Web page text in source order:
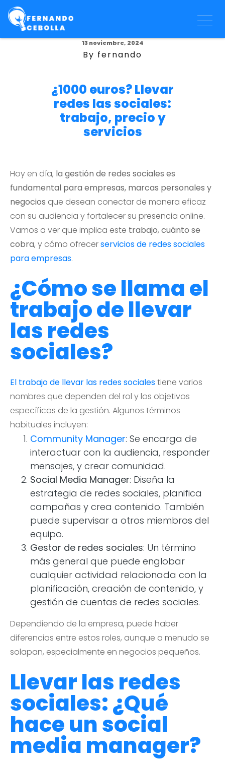
13 noviembre, 2024
By fernando
¿1000 euros? Llevar
redes las sociales:
trabajo, precio y
servicios
Hoy en día, la gestión de redes sociales es
fundamental para empresas, marcas personales y
negocios que desean conectar de manera eficaz
con su audiencia y fortalecer su presencia online.
Vamos a ver que implica este trabajo, cuánto se
cobra, y cómo ofrecerservicios de redes sociales
para empresas.
¿Cómo se llama el
trabajo de llevar
las redes
sociales?
El trabajo de llevar las redes socialestiene varios
nombres que dependen del rol y los objetivos
específicos de la gestión. Algunos términos
habituales incluyen:
Community Manager: Se encarga de
interactuar con la audiencia, responder
mensajes, y crear comunidad.
Social Media Manager: Diseña la
estrategia de redes sociales, planifica
campañas y crea contenido. También
puede supervisar a otros miembros del
equipo.
Gestor de redes sociales: Un término
más general que puede englobar
cualquier actividad relacionada con la
planificación, creación de contenido, y
gestión de cuentas de redes sociales.
Dependiendo de la empresa, puede haber
diferencias entre estos roles, aunque a menudo se
solapan, especialmente en negocios pequeños.
Llevar las redes
sociales: ¿Qué
hace un social
media manager?